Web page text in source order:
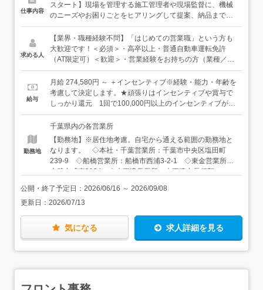
仕事内容
スタート】現場を管理する施工管理者や現場監督に、機械
のニーズやお困りごとをヒアリングして提案、納品までを
担当します。お客様の紹介で問い合わせをいただくことも
あります。◆万全の体制で未経験スタートもサポート◆商
品知識を身につけるための勉強会も充実しており、業界知
識もイチから学ぶことができます。お客様先への訪問も
ることが多いため、スケールの大きさに最初は驚くことも
あると思いますが、仕事に慣れてくると、そのスケールの
大きさが自身のやりがいや誇りにもつながっていくと思い
任せしたいと思っています。ハードルが高く感じるかもし
れませんが、工事現場という需要がある場所に行くので、
明確なターゲットがいるやりやすさがあります。
求める人
【業界・職種経験不問】「はじめての営業職」という方も
大歓迎です！＜必須＞・高卒以上・普通自動車運転免許
（AT限定可）＜歓迎＞・営業経験をお持ちの方（業種／年
数不問）
給与
月給 274,580円 ～ ＋インセンティブ※経験・能力・年齢を
考慮して決定します。★頑張りはインセンティブや賞与で
しっかり還元 1回で100,000円以上のインセンティブが付
くことも！
勤務地
千葉県内の各営業所
【勤務地】※居住地考慮。自宅から通える範囲の勤務地と
なります。 ◇本社・千葉営業所：千葉市中央区塩田町
239-9 ◇船橋営業所：船橋市西浦3-2-1 ◇東金営業所：
山武市成東2124 ◇木更津営業所：木更津市長須賀
田市十余三30-17 ◇八千代営業所：八千代市下高野511
◇柏営業所：柏市風早1-5-5 風早工業団地内 ◇松戸営業
所：松戸市松飛台419 松飛台工業団地内 ◇茂原営業所：
長生郡長生村七井土2000-3 ◇館山営業所：千葉県館山市
薗56 【アクセス】 ◇本社・千葉営業所：JR内房線
パークライン「川間駅」より徒歩で15分 ◇成田営業所：
公開・終了予定日： 2026/06/16 ～ 2026/09/08
更新日： 2026/07/13
気になる 求人詳細を見る